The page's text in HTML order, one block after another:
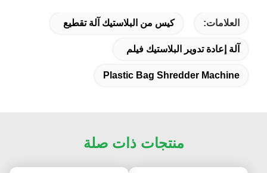
العلامات: كيس من البلاستيك آلة تقطيع
آلة إعادة تدوير البلاستيك فيلم
Plastic Bag Shredder Machine
منتجات ذات صلة